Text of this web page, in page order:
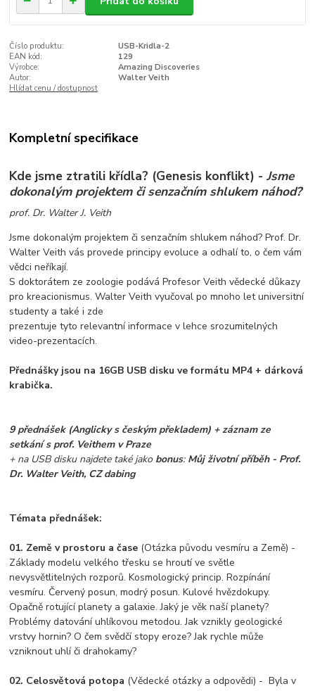
Číslo produktu:
USB-Kridla-2
EAN kód:
129
Výrobce:
Amazing Discoveries
Autor:
Walter Veith
Hlídat cenu / dostupnost
Kompletní specifikace
Kde jsme ztratili křídla? (Genesis konflikt) -Jsme
dokonalým projektem či senzačním shlukem náhod?
prof. Dr. Walter J. Veith
Jsme dokonalým projektem či senzačním shlukem náhod? Prof. Dr.
Walter Veith vás provede principy evoluce a odhalí to, o čem vám
vědci neříkají.
S doktorátem ze zoologie podává Profesor Veith vědecké důkazy
pro kreacionismus. Walter Veith vyučoval po mnoho let universitní
studenty a také i zde
prezentuje tyto relevantní informace v lehce srozumitelných
video-prezentacích.
Přednášky jsou na 16GB USB disku ve formátu MP4 + dárková
krabička.
9 přednášek (Anglicky s českým překladem) + záznam ze
setkání s prof. Veithem v Praze
+ na USB disku najdete také jako bonus: Můj životní příběh - Prof.
Dr. Walter Veith, CZ dabing
Témata přednášek:
01. Země v prostoru a čase (Otázka původu vesmíru a Země) -
Základy modelu velkého třesku se hroutí ve světle
nevysvětlitelných rozporů. Kosmologický princip. Rozpínání
vesmíru. Červený posun, modrý posun. Kulové hvězdokupy.
Opačně rotující planety a galaxie. Jaký je věk naší planety?
Problémy datování uhlíkovou metodou. Jak vznikly geologické
vrstvy hornin? O čem svědčí stopy eroze? Jak rychle může
vzniknout uhlí či drahokamy?
02. Celosvětová potopa (Vědecké otázky a odpovědi) - Byla v